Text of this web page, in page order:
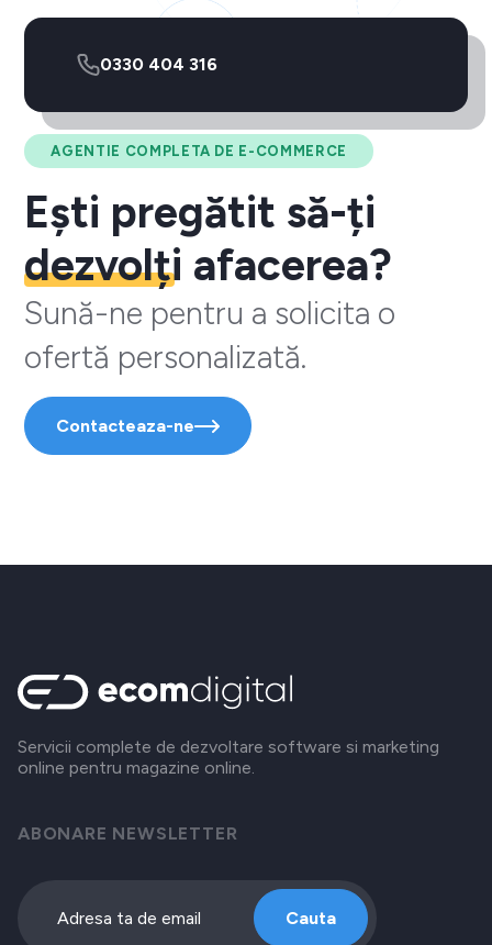
AGENTIE COMPLETA DE E-COMMERCE
Ești pregătit să-ți
dezvolți afacerea?
Sună-ne pentru a solicita o
ofertă personalizată.
Contacteaza-ne
0330 404 316
Servicii complete de dezvoltare software si marketing
online pentru magazine online.
ABONARE NEWSLETTER
Cauta